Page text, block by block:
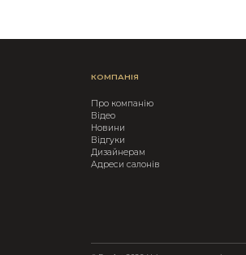
КОМПАНІЯ
Про компанію
Вiдео
Новини
Відгуки
Дизайнерам
Адреси салонів